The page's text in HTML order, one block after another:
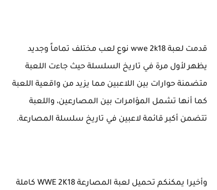
قدمت لعبة wwe 2k18 نوع لعب مختلف تماماً وجديد
يظهر لأول مرة في تاريخ السلسلة حيث جاءت اللعبة
متضمنة حوارات بين اللاعبين مما يزيد من واقعية اللعبة
كما أنها تشمل المؤامرات بين المصارعين، واللعبة
تتضمن أكبر قائمة لاعبين في تاريخ سلسلة المصارعة.
وأخيرا يمكنكم تحميل لعبة المصارعة WWE 2K18 كاملة